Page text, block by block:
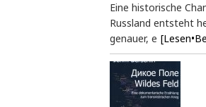
Eine historische
Russland entsteht
genauer, e